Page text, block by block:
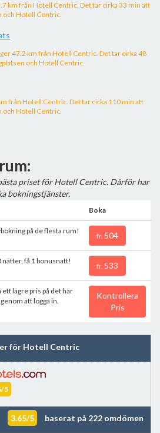
km från Hotell Centric. Det tar cirka 33 min att
och Hotell Centric.
47.2 km från Hotell Centric. Det tar cirka 48
och Hotell Centric.
från Hotell Centric. Det tar cirka 110 min att
och Hotell Centric.
priset för Hotell Centric. Därför har
bokningstjänster.
Boka
på de flesta rum!
fr. 504
nätter, få 1 bonusnatt!
fr. 533
ett lägre pris på det här
att logga in.
Kontrollera
Pris
för Hotell Centric
5
3.65/5 baserat på 222 omdömen